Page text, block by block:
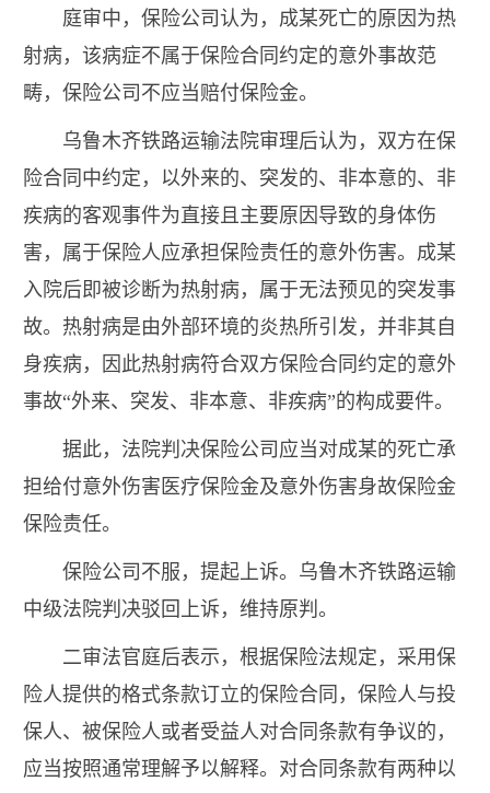
庭审中，保险公司认为，成某死亡的原因为热
射病，该病症不属于保险合同约定的意外事故范
畴，保险公司不应当赔付保险金。
乌鲁木齐铁路运输法院审理后认为，双方在保
险合同中约定，以外来的、突发的、非本意的、非
疾病的客观事件为直接且主要原因导致的身体伤
害，属于保险人应承担保险责任的意外伤害。成某
入院后即被诊断为热射病，属于无法预见的突发事
故。热射病是由外部环境的炎热所引发，并非其自
身疾病，因此热射病符合双方保险合同约定的意外
事故“外来、突发、非本意、非疾病”的构成要件。
据此，法院判决保险公司应当对成某的死亡承
担给付意外伤害医疗保险金及意外伤害身故保险金
保险责任。
保险公司不服，提起上诉。乌鲁木齐铁路运输
中级法院判决驳回上诉，维持原判。
二审法官庭后表示，根据保险法规定，采用保
险人提供的格式条款订立的保险合同，保险人与投
保人、被保险人或者受益人对合同条款有争议的，
应当按照通常理解予以解释。对合同条款有两种以